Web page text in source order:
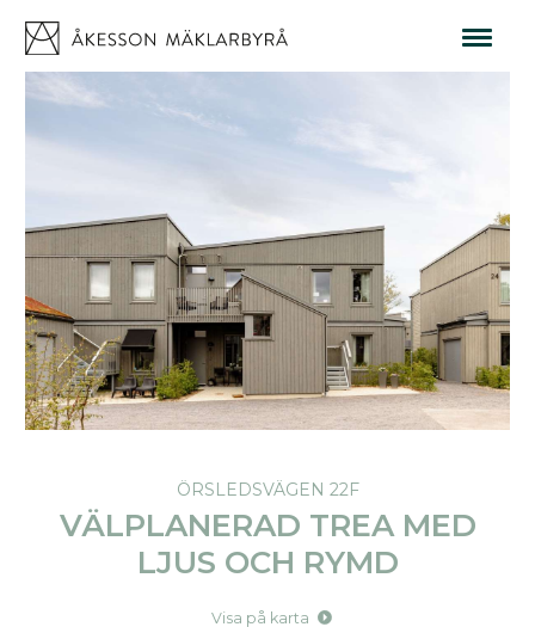
ÖRSLEDSVÄGEN 22F
VÄLPLANERAD TREA MED
LJUS OCH RYMD
Visa på karta